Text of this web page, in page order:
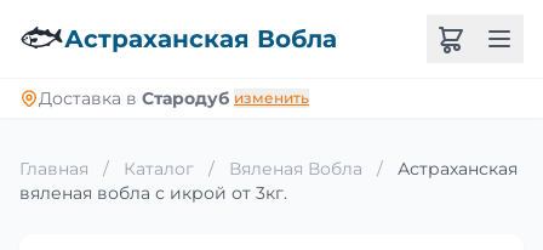
🐟Астраханская Вобла
Доставка в Стародуб изменить
Главная / Каталог / Вяленая Вобла /
Астраханская
вяленая вобла с икрой от 3кг.